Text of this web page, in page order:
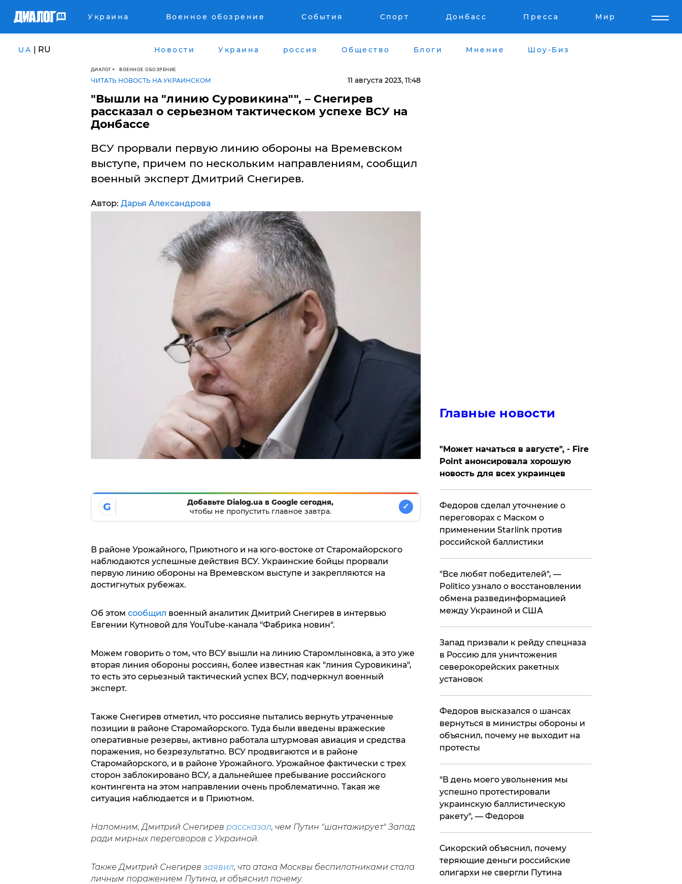
Украина Военное обозрение События Спорт Донбасс Пресса Мир
UA | RU Новости Украина россия Общество Блоги Мнение Шоу-Биз
ДИАЛОГ ВОЕННОЕ ОБОЗРЕНИЕ
ЧИТАТЬ НОВОСТЬ НА УКРАИНСКОМ 11 августа 2023, 11:48
"Вышли на "линию Суровикина"", – Снегирев
рассказал о серьезном тактическом успехе ВСУ на
Донбассе
ВСУ прорвали первую линию обороны на Времевском
выступе, причем по нескольким направлениям, сообщил
военный эксперт Дмитрий Снегирев.
Автор: Дарья Александрова
G
Добавьте Dialog.ua в Google сегодня,
чтобы не пропустить главное завтра.
✓
В районе Урожайного, Приютного и на юго-востоке от Старомайорского
наблюдаются успешные действия ВСУ. Украинские бойцы прорвали
первую линию обороны на Времевском выступе и закрепляются на
достигнутых рубежах.
Об этом сообщил военный аналитик Дмитрий Снегирев в интервью
Евгении Кутновой для YouTube-канала "Фабрика новин".
Можем говорить о том, что ВСУ вышли на линию Старомлыновка, а это уже
вторая линия обороны россиян, более известная как "линия Суровикина",
то есть это серьезный тактический успех ВСУ, подчеркнул военный
эксперт.
Также Снегирев отметил, что россияне пытались вернуть утраченные
позиции в районе Старомайорского. Туда были введены вражеские
оперативные резервы, активно работала штурмовая авиация и средства
поражения, но безрезультатно. ВСУ продвигаются и в районе
Старомайорского, и в районе Урожайного. Урожайное фактически с трех
сторон заблокировано ВСУ, а дальнейшее пребывание российского
контингента на этом направлении очень проблематично. Такая же
ситуация наблюдается и в Приютном.
Напомним, Дмитрий Снегирев рассказал, чем Путин "шантажирует" Запад
ради мирных переговоров с Украиной.
Также Дмитрий Снегирев заявил, что атака Москвы беспилотниками стала
личным поражением Путина, и объяснил почему.
Главные новости
"Может начаться в августе", - Fire
Point анонсировала хорошую
новость для всех украинцев
Федоров сделал уточнение о
переговорах с Маском о
применении Starlink против
российской баллистики
​"Все любят победителей", —
Politico узнало о восстановлении
обмена развединформацией
между Украиной и США
Запад призвали к рейду спецназа
в Россию для уничтожения
северокорейских ракетных
установок
Федоров высказался о шансах
вернуться в министры обороны и
объяснил, почему не выходит на
протесты
​"В день моего увольнения мы
успешно протестировали
украинскую баллистическую
ракету", — Федоров
Сикорский объяснил, почему
теряющие деньги российские
олигархи не свергли Путина